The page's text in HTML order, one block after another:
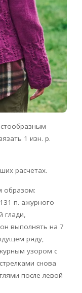
1 изн. p.
расчетах.
образом:
п. ажурного
глади,
выполнять на 7
ряду,
узором с
снова
после левой